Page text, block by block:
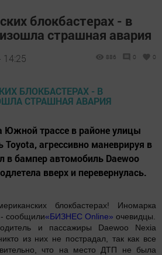
блокбастерах - в
страшная авария
886 0 0
Южной трассе в районе улицы
агрессивно маневрируя в
в бампер автомобиль Daewoo
вверх и перевернулась.
блокбастерах! Иномарка
- сообщили«БИЗНЕС Online» очевидцы.
и пассажиры Daewoo Nexia
из них не пострадал, так как все
что на место ДТП не была